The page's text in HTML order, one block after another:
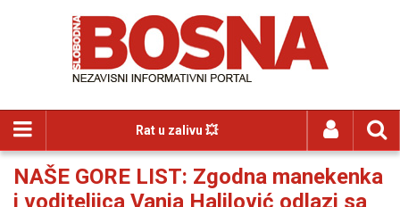
Rat u zalivu 💥
NAŠE GORE LIST: Zgodna manekenka
i voditeljica Vanja Halilović odlazi sa